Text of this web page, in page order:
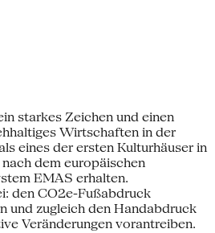
starkes Zeichen und einen
Wirtschaften in der
eines der ersten Kulturhäuser in
dem europäischen
EMAS erhalten.
den CO2e-Fußabdruck
und zugleich den Handabdruck
Veränderungen vorantreiben.